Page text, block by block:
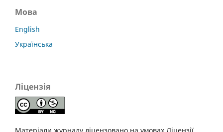
Мова
English
Українська
Ліцензія